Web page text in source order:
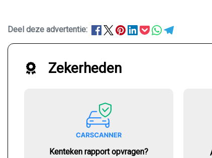
Deel deze advertentie:
Zekerheden
Kenteken rapport opvragen?